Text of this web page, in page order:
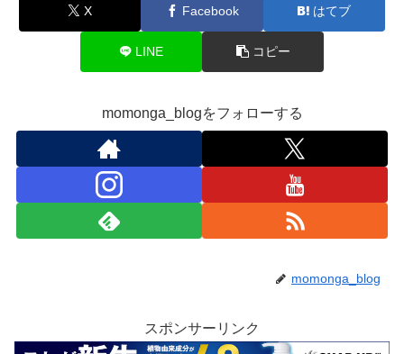
X Facebook はてブ
LINE コピー
momonga_blogをフォローする
momonga_blog
スポンサーリンク